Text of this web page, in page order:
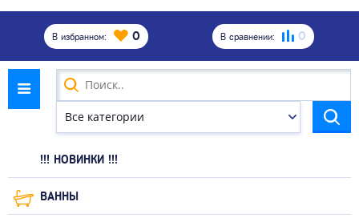
В избранном: 0 В сравнении: 0
!!! НОВИНКИ !!!
ВАННЫ